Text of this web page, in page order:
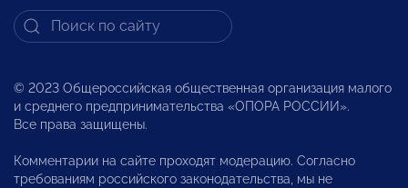
© 2023 Общероссийская общественная организация малого
и среднего предпринимательства «ОПОРА РОССИИ».
Все права защищены.
Комментарии на сайте проходят модерацию. Согласно
требованиям российского законодательства, мы не